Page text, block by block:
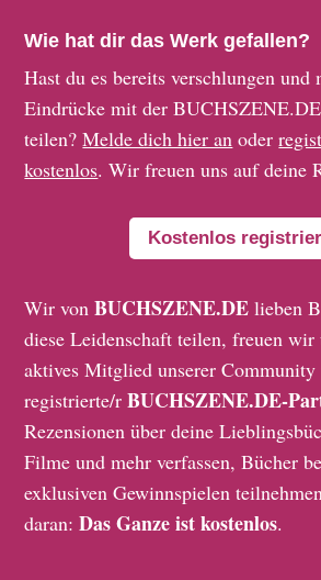
Wie hat dir das Werk gefallen?
Hast du es bereits verschlungen und
Eindrücke mit der
teilen?Melde dich hier an oder
kostenlos. Wir freuen uns auf deine
Kostenlos
Wir vonBUCHSZENE.DE lieben
diese Leidenschaft teilen, freuen wir
aktives Mitglied unserer
registrierte/rBUCHSZENE.DE-
Rezensionen über deine
Filme und mehr verfassen, Bücher
exklusiven Gewinnspielen
daran:Das Ganze ist kostenlos.